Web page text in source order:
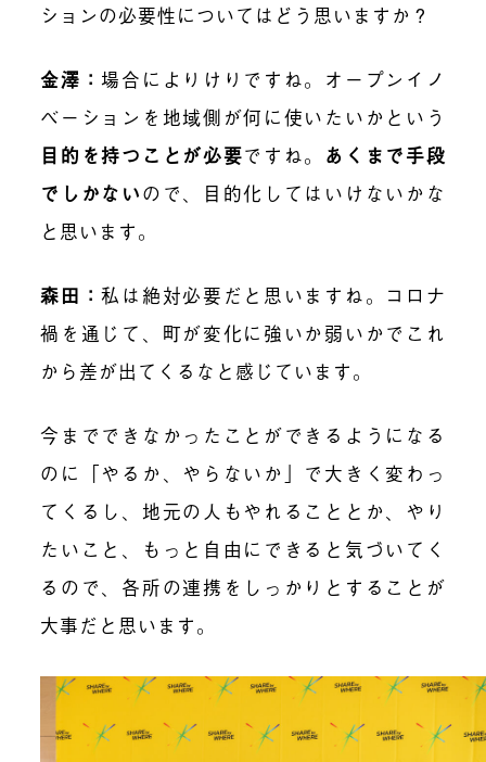
ションの必要性についてはどう思いますか？
金澤 ：場合によりけりですね。オープンイノ
ベーションを地域側が何に使いたいかという
目的を持つことが必要ですね。 あくまで手段
でしかないので、目的化してはいけないかな
と思います。
森田 ：私は絶対必要だと思いますね。コロナ
禍を通じて、町が変化に強いか弱いかでこれ
から差が出てくるなと感じています。
今までできなかったことができるようになる
のに「やるか、やらないか」で大きく変わっ
てくるし、地元の人もやれることとか、やり
たいこと、もっと自由にできると気づいてく
るので、各所の連携をしっかりとすることが
大事だと思います。